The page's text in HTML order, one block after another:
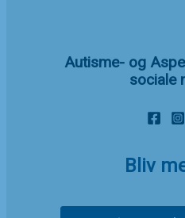
Autisme- og
sociale
Bliv